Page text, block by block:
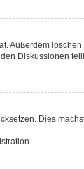
Außerdem
Diskussionen teil!
Dies